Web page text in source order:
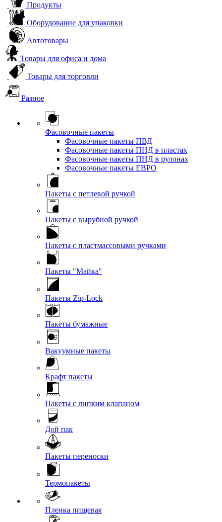
Продукты
Оборудование для упаковки
Автотовары
Товары для офиса и дома
Товары для торговли
Разное
Фасовочные пакеты
Фасовочные пакеты ПВД
Фасовочные пакеты ПНД в пластах
Фасовочные пакеты ПНД в рулонах
Фасовочные пакеты ЕВРО
Пакеты с петлевой ручкой
Пакеты с вырубной ручкой
Пакеты с пластмассовыми ручками
Пакеты "Майка"
Пакеты Zip-Lock
Пакеты бумажные
Вакуумные пакеты
Крафт пакеты
Пакеты с липким клапаном
Дой пак
Пакеты переноски
Термопакеты
Пленка пищевая